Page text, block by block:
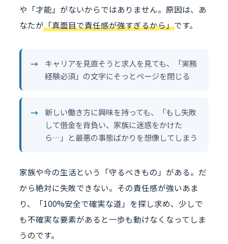
や「才能」がないからではありません。原因は、あ
なたが「真面目で責任感が強すぎるから」です。
キャリアを見直そうと求人を見ても、「実務
経験必須」の文字にそっとページを閉じる
新しい働き方に興味を持っても、「もし失敗
して借金を背負い、家族に迷惑をかけた
ら…」と最悪の事態ばかりを想像してしまう
家族や今の生活という「守るべきもの」がある。だ
から絶対に失敗できない。その責任感が強いあま
り、
「100%安全で確実な道」を探し求め、少しで
も不確実な要素があると一歩も動けなくなってしま
うのです。